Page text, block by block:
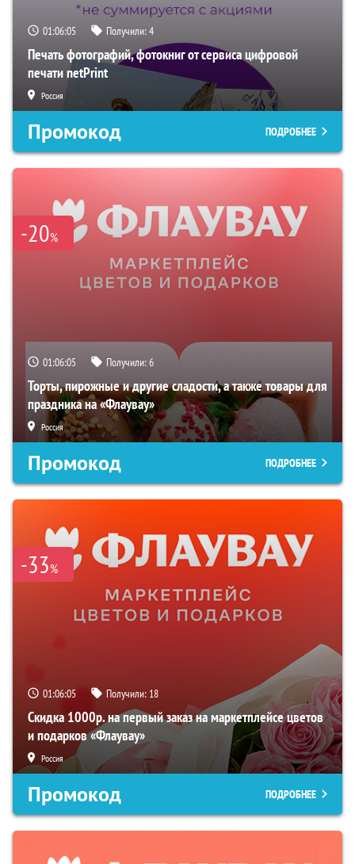
01:06:05 Получили:4
Печать фотографий, фотокниг от сервиса цифровой
печати netPrint
Россия
Промокод ПОДРОБНЕЕ
-20%
01:06:05 Получили:6
Торты, пирожные и другие сладости, а также товары для
праздника на «Флаувау»
Россия
Промокод ПОДРОБНЕЕ
-33%
01:06:05 Получили: 18
Скидка 1000р. на первый заказ на маркетплейсе цветов
и подарков «Флаувау»
Россия
Промокод ПОДРОБНЕЕ